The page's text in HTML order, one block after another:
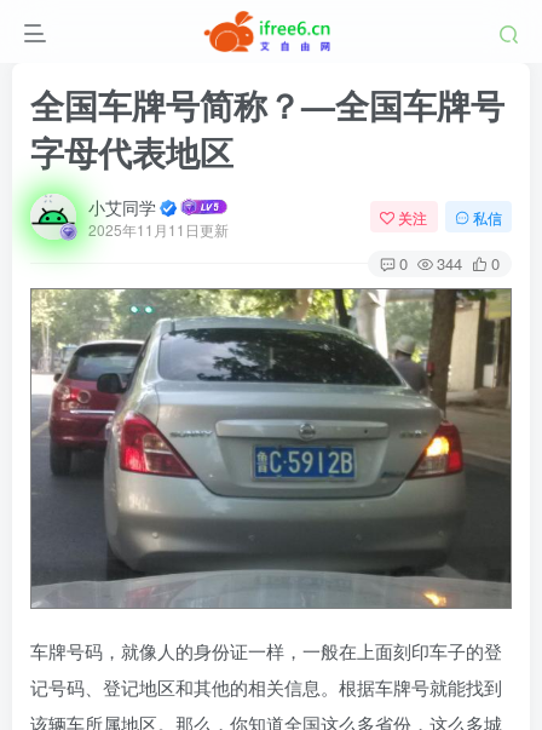
全国车牌号简称？—全国车牌号
字母代表地区
小艾同学
2025年11月11日更新
关注 私信
0 344 0
车牌号码，就像人的身份证一样，一般在上面刻印车子的登
记号码、登记地区和其他的相关信息。根据车牌号就能找到
该辆车所属地区。那么，你知道全国这么多省份，这么多城